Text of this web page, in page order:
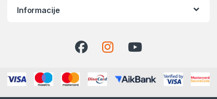
Informacije